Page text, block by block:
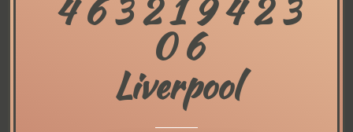
4 6 3 2 1 9 4 2 3
0 6
Liverpool